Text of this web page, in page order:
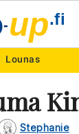
-up.fi
Lounas
Stephanie